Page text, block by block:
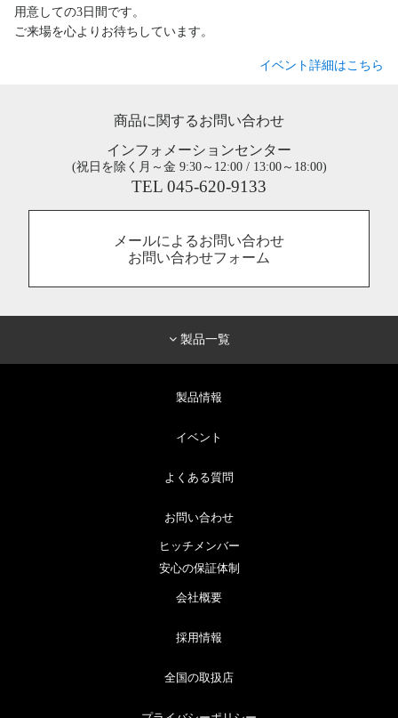
用意しての3日間です。
ご来場を心よりお待ちしています。
イベント詳細はこちら
商品に関するお問い合わせ
インフォメーションセンター
(祝日を除く月～金 9:30～12:00 / 13:00～18:00)
TEL 045-620-9133
メールによるお問い合わせ
お問い合わせフォーム
製品一覧
製品情報
イベント
よくある質問
お問い合わせ
ヒッチメンバー
安心の保証体制
会社概要
採用情報
全国の取扱店